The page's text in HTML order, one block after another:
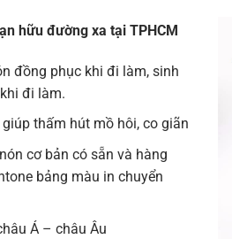
hữu đường xa tại TPHCM
đồng phục khi đi làm, sinh
đi làm.
thấm hút mồ hôi, co giãn
cơ bản có sẵn và hàng
bảng màu in chuyển
Á – châu Âu